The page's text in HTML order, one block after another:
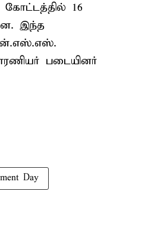
16
இந்த
படையினர்
Day